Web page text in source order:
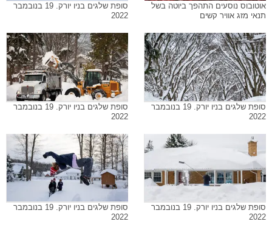
אוטובוס נוסעים התהפך ביוטה בשל
תנאי מזג אוויר קשים
סופת שלגים בניו יורק. 19 בנובמבר
2022
סופת שלגים בניו יורק. 19 בנובמבר
2022
סופת שלגים בניו יורק. 19 בנובמבר
2022
סופת שלגים בניו יורק. 19 בנובמבר
2022
סופת שלגים בניו יורק. 19 בנובמבר
2022